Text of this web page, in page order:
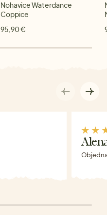
Nohavice Waterdance
Coppice
95,90 €